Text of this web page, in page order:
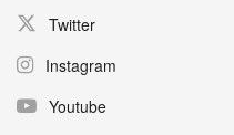
Twitter
Instagram
Youtube